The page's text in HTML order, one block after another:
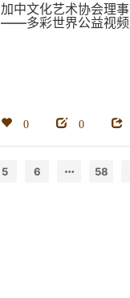
加中文化艺术协会理
——多彩世界公益视频
0 0
5 6 58